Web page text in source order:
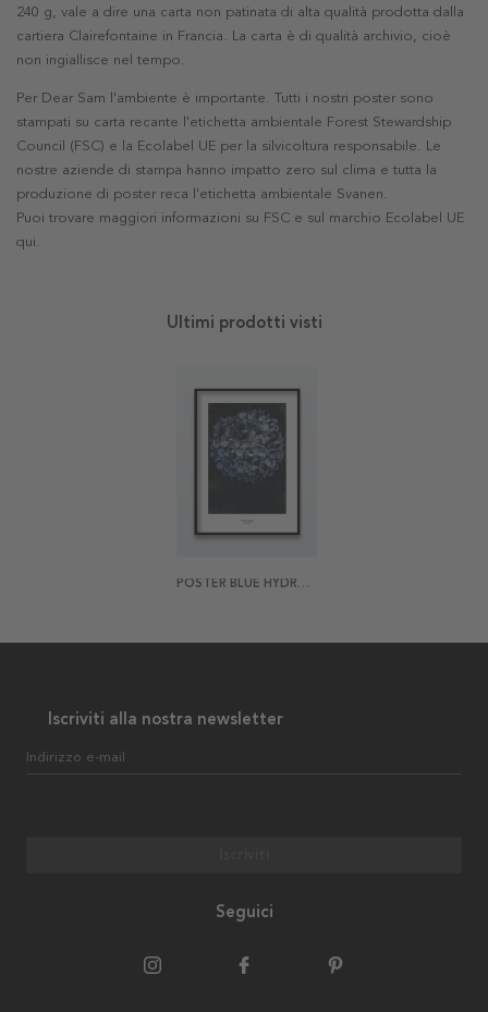
240 g, vale a dire una carta non patinata di alta qualità prodotta dalla
cartiera Clairefontaine in Francia. La carta è di qualità archivio, cioè
non ingiallisce nel tempo.
Per Dear Sam l'ambiente è importante. Tutti i nostri poster sono
stampati su carta recante l'etichetta ambientale Forest Stewardship
Council (FSC) e la Ecolabel UE per la silvicoltura responsabile. Le
nostre aziende di stampa hanno impatto zero sul clima e tutta la
produzione di poster reca l'etichetta ambientale Svanen.
Puoi trovare maggiori informazioni su FSC e sul marchio Ecolabel UE
qui.
Ultimi prodotti visti
POSTER BLUE HYDRANGEA
Iscriviti alla nostra newsletter
Indirizzo e-mail
Seguici